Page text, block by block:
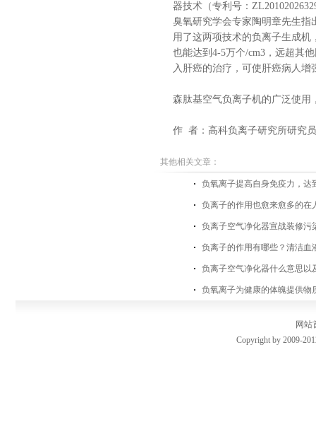
器技术（专利号：
臭氧研究学会专家陶明章先生指
用了这两项技术的负离子生成
也能达到4-5万个/cm3，远超其
入肝癌的治疗，可使肝癌病人
森肽基空气负离子机的广泛使用
作 者：高科负离子研究所研究
其他相关文章：
负氧离子提高自身免疫力，达
负离子的作用也愈来愈多的在
负离子空气净化器宣战装修污
负离子的作用有哪些？清洁血
负离子空气净化器什么意思以
负氧离子为健康的体魄提供物
网站
Copyright by 2009-